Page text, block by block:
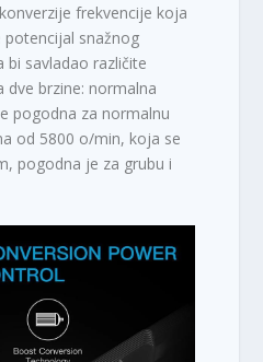
frekvencije koja
snažnog
savladao različite
brzine: normalna
pogodna za normalnu
od 5800 o/min, koja se
pogodna je za grubu i